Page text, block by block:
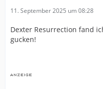
11. September 2025 um 08:28
Dexter Resurrection fand
gucken!